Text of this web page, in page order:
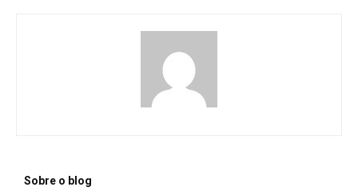
Sobre o blog